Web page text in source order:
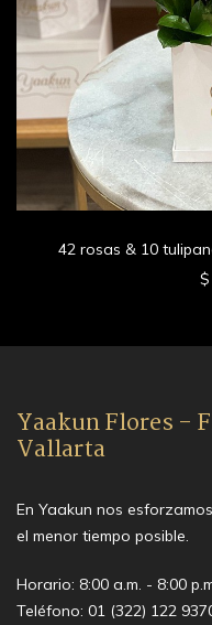
42 rosas & 10
$
Yaakun Flores -
Vallarta
En Yaakun nos
el menor tiempo posible.
Horario: 8:00 a.m. - 8:00
Teléfono: 01 (322) 122